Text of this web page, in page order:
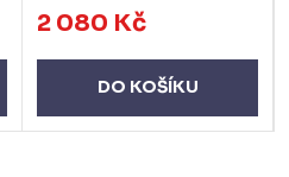
2 080 Kč
DO KOŠÍKU